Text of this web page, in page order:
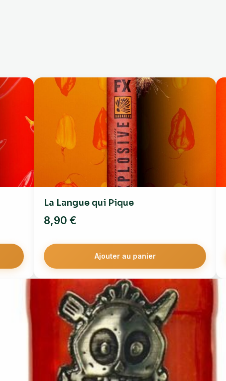
La Langue qui Pique
8,90 €
Ajouter au panier